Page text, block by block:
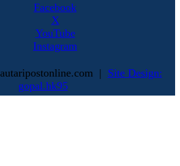
Facebook
X
YouTube
Instagram
| Site Design:
gopal.hk95